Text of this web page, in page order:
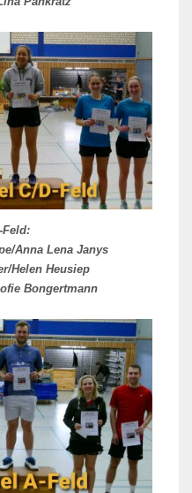
Feld:
Anna Lena Janys
Helen Heusiep
Bongertmann